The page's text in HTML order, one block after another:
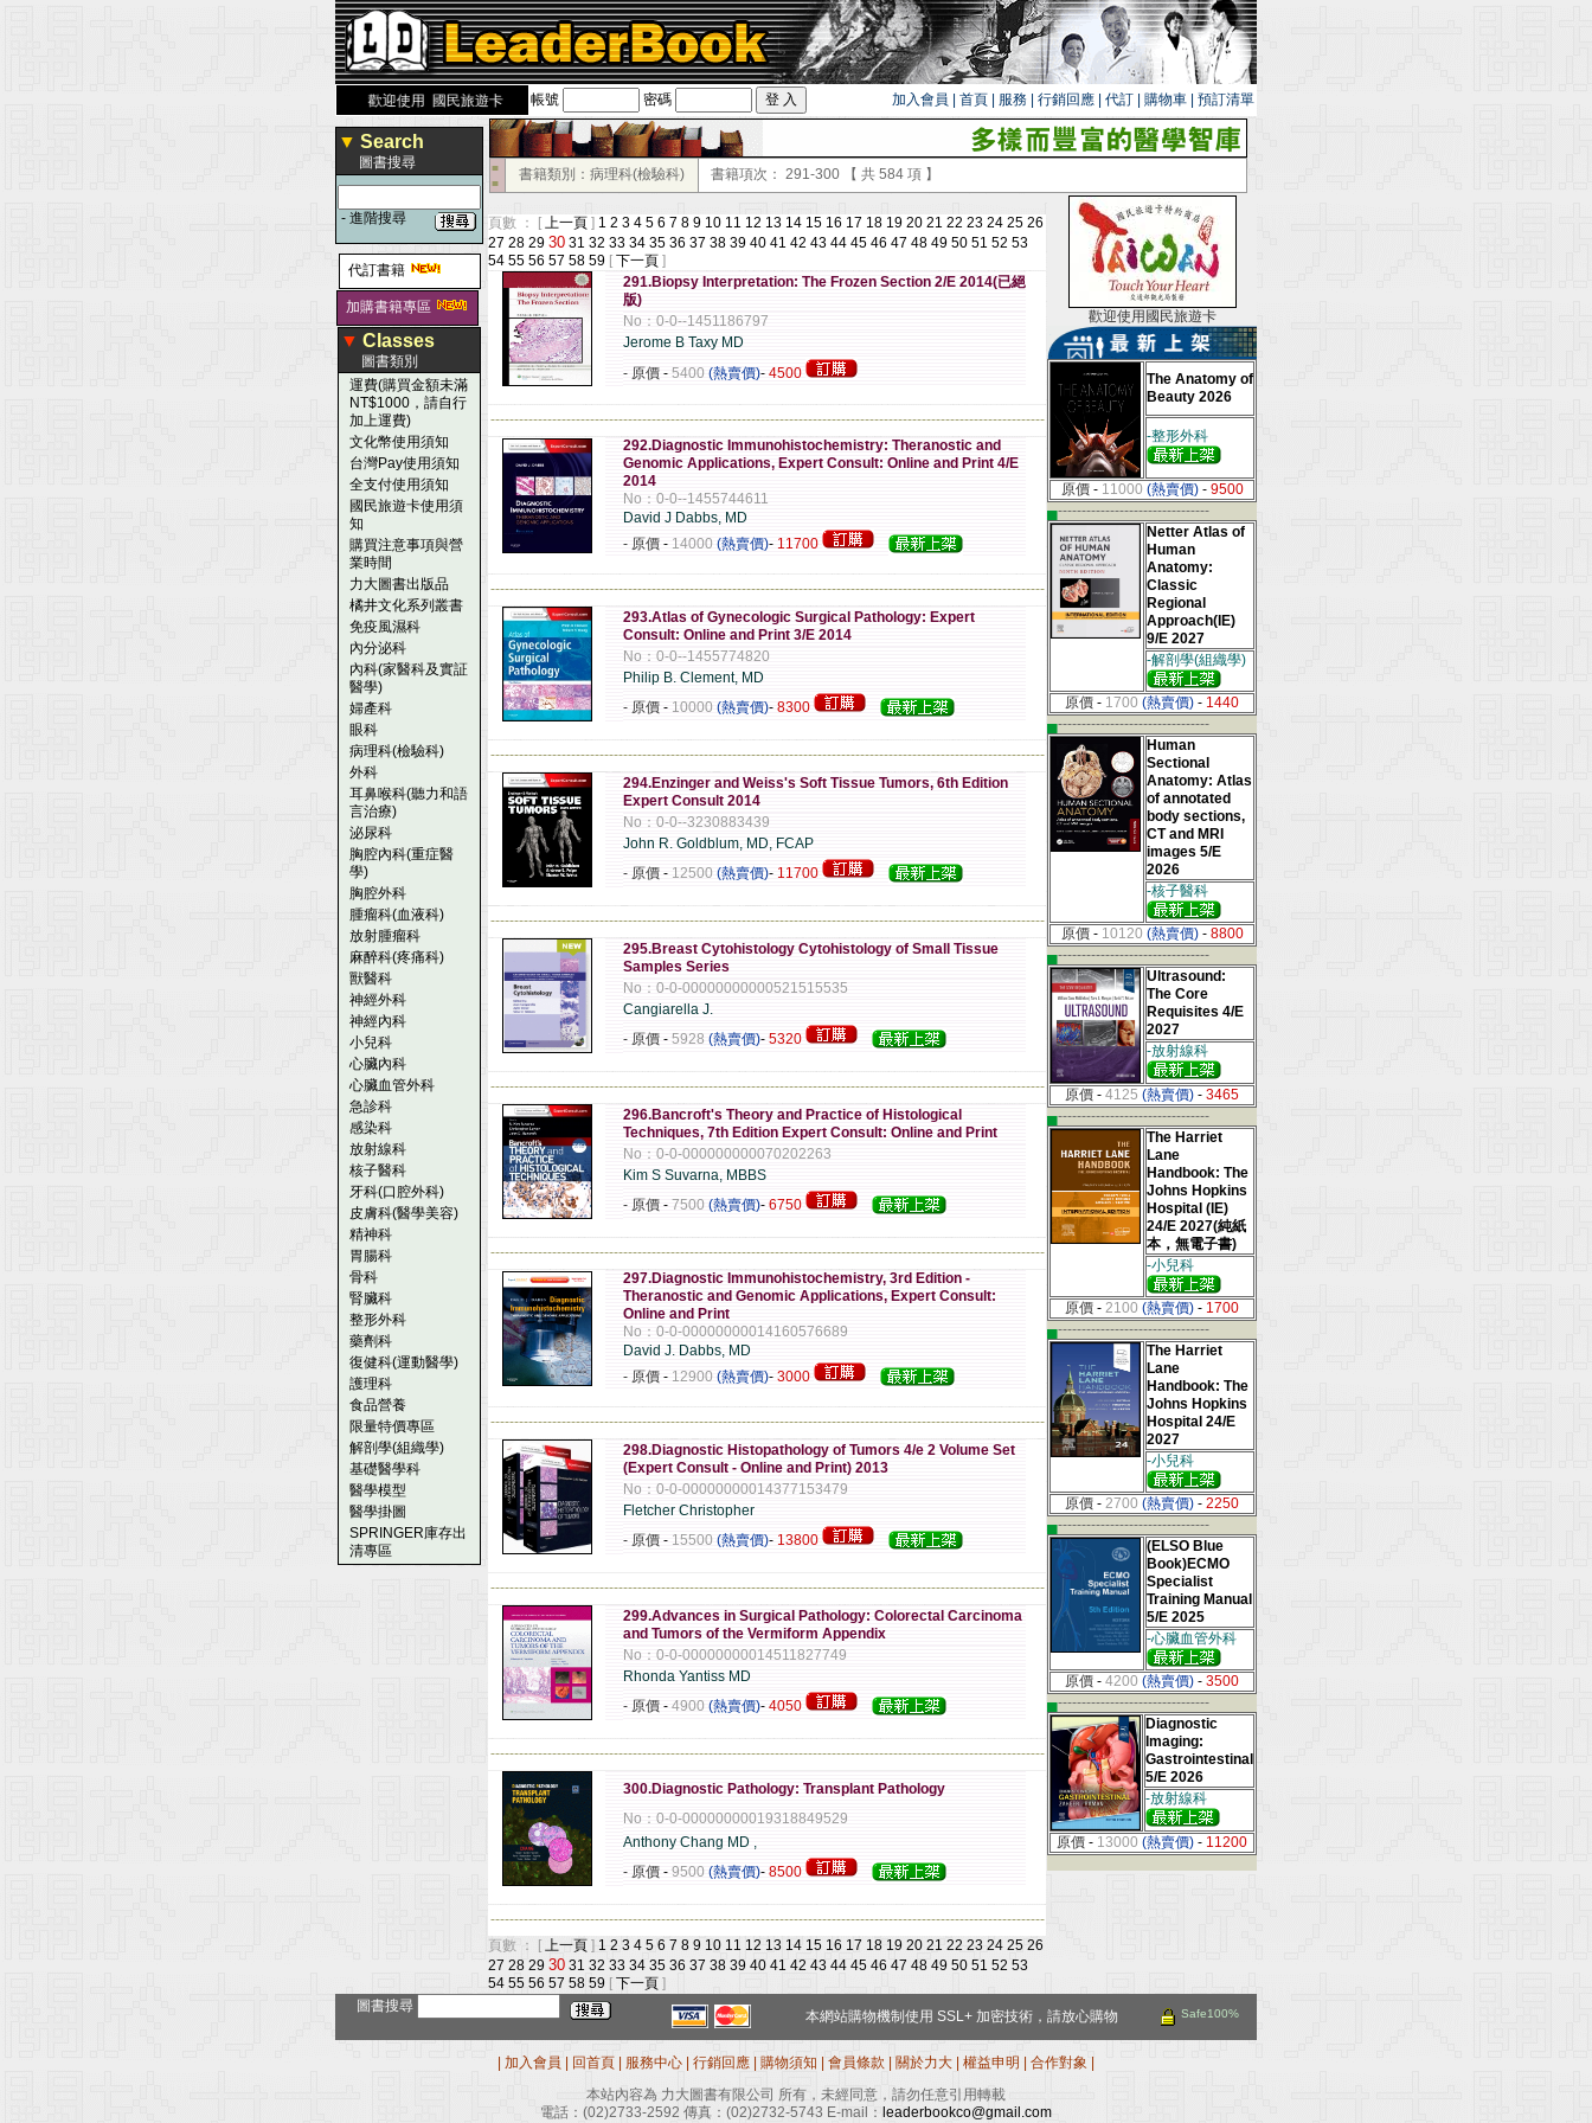
歡迎使用 國民旅遊卡！！ 帳號 密碼 加入會員 首頁 服務 行銷回應 代訂 購物車 預訂清單
▼ Search
圖書搜尋
- 進階搜尋
代訂書籍
加購書籍專區
▼ Classes
圖書類別
運費(購買金額未滿
NT$1000，請自行
加上運費)
文化幣使用須知
台灣Pay使用須知
全支付使用須知
國民旅遊卡使用須
知
購買注意事項與營
業時間
力大圖書出版品
橘井文化系列叢書
免疫風濕科
內分泌科
內科(家醫科及實証
醫學)
婦產科
眼科
病理科(檢驗科)
外科
耳鼻喉科(聽力和語
言治療)
泌尿科
胸腔內科(重症醫
學)
胸腔外科
腫瘤科(血液科)
放射腫瘤科
麻醉科(疼痛科)
獸醫科
神經外科
神經內科
小兒科
心臟內科
心臟血管外科
急診科
感染科
放射線科
核子醫科
牙科(口腔外科)
皮膚科(醫學美容)
精神科
胃腸科
骨科
腎臟科
整形外科
藥劑科
復健科(運動醫學)
護理科
食品營養
限量特價專區
解剖學(組織學)
基礎醫學科
醫學模型
醫學掛圖
SPRINGER庫存出
清專區
■
■
書籍類別：病理科(檢驗科) 書籍項次： 291-300 【 共 584 項 】
頁數 ： [ 上一頁 ] 1 2 3 4 5 6 7 8 9 10 11 12 13 14 15 16 17 18 19 20 21 22 23 24 25 26
27 28 29 30 31 32 33 34 35 36 37 38 39 40 41 42 43 44 45 46 47 48 49 50 51 52 53
54 55 56 57 58 59 [ 下一頁 ]
291.Biopsy Interpretation: The Frozen Section 2/E 2014(已絕
版)
No：0-0--1451186797
Jerome B Taxy MD
- 原價 - 5400 (熱賣價)- 4500
---------------------------------------------------------------------------------------------------------------------
292.Diagnostic Immunohistochemistry: Theranostic and
Genomic Applications, Expert Consult: Online and Print 4/E
2014
No：0-0--1455744611
David J Dabbs, MD
- 原價 - 14000 (熱賣價)- 11700
---------------------------------------------------------------------------------------------------------------------
293.Atlas of Gynecologic Surgical Pathology: Expert
Consult: Online and Print 3/E 2014
No：0-0--1455774820
Philip B. Clement, MD
- 原價 - 10000 (熱賣價)- 8300
---------------------------------------------------------------------------------------------------------------------
294.Enzinger and Weiss's Soft Tissue Tumors, 6th Edition
Expert Consult 2014
No：0-0--3230883439
John R. Goldblum, MD, FCAP
- 原價 - 12500 (熱賣價)- 11700
---------------------------------------------------------------------------------------------------------------------
295.Breast Cytohistology Cytohistology of Small Tissue
Samples Series
No：0-0-00000000000521515535
Cangiarella J.
- 原價 - 5928 (熱賣價)- 5320
---------------------------------------------------------------------------------------------------------------------
296.Bancroft's Theory and Practice of Histological
Techniques, 7th Edition Expert Consult: Online and Print
No：0-0-000000000070202263
Kim S Suvarna, MBBS
- 原價 - 7500 (熱賣價)- 6750
---------------------------------------------------------------------------------------------------------------------
297.Diagnostic Immunohistochemistry, 3rd Edition -
Theranostic and Genomic Applications, Expert Consult:
Online and Print
No：0-0-00000000014160576689
David J. Dabbs, MD
- 原價 - 12900 (熱賣價)- 3000
---------------------------------------------------------------------------------------------------------------------
298.Diagnostic Histopathology of Tumors 4/e 2 Volume Set
(Expert Consult - Online and Print) 2013
No：0-0-00000000014377153479
Fletcher Christopher
- 原價 - 15500 (熱賣價)- 13800
---------------------------------------------------------------------------------------------------------------------
299.Advances in Surgical Pathology: Colorectal Carcinoma
and Tumors of the Vermiform Appendix
No：0-0-00000000014511827749
Rhonda Yantiss MD
- 原價 - 4900 (熱賣價)- 4050
---------------------------------------------------------------------------------------------------------------------
300.Diagnostic Pathology: Transplant Pathology
No：0-0-00000000019318849529
Anthony Chang MD ,
- 原價 - 9500 (熱賣價)- 8500
---------------------------------------------------------------------------------------------------------------------
頁數 ： [ 上一頁 ] 1 2 3 4 5 6 7 8 9 10 11 12 13 14 15 16 17 18 19 20 21 22 23 24 25 26
27 28 29 30 31 32 33 34 35 36 37 38 39 40 41 42 43 44 45 46 47 48 49 50 51 52 53
54 55 56 57 58 59 [ 下一頁 ]
歡迎使用國民旅遊卡
The Anatomy of
Beauty 2026
-整形外科
原價 - 11000 (熱賣價) - 9500
▄--------------------------------
Netter Atlas of
Human
Anatomy:
Classic
Regional
Approach(IE)
9/E 2027
-解剖學(組織學)
原價 - 1700 (熱賣價) - 1440
▄--------------------------------
Human
Sectional
Anatomy: Atlas
of annotated
body sections,
CT and MRI
images 5/E
2026
-核子醫科
原價 - 10120 (熱賣價) - 8800
▄--------------------------------
Ultrasound:
The Core
Requisites 4/E
2027
-放射線科
原價 - 4125 (熱賣價) - 3465
▄--------------------------------
The Harriet
Lane
Handbook: The
Johns Hopkins
Hospital (IE)
24/E 2027(純紙
本，無電子書)
-小兒科
原價 - 2100 (熱賣價) - 1700
▄--------------------------------
The Harriet
Lane
Handbook: The
Johns Hopkins
Hospital 24/E
2027
-小兒科
原價 - 2700 (熱賣價) - 2250
▄--------------------------------
(ELSO Blue
Book)ECMO
Specialist
Training Manual
5/E 2025
-心臟血管外科
原價 - 4200 (熱賣價) - 3500
▄--------------------------------
Diagnostic
Imaging:
Gastrointestinal
5/E 2026
-放射線科
原價 - 13000 (熱賣價) - 11200
圖書搜尋
本網站購物機制使用 SSL+ 加密技術，請放心購物 Safe100%
加入會員 回首頁 服務中心 行銷回應 購物須知 會員條款 關於力大 權益申明 合作對象
本站內容為 力大圖書有限公司 所有，未經同意，請勿任意引用轉載
電話： (02)2733-2592 傳真： (02)2732-5743 E-mail： leaderbookco@gmail.com